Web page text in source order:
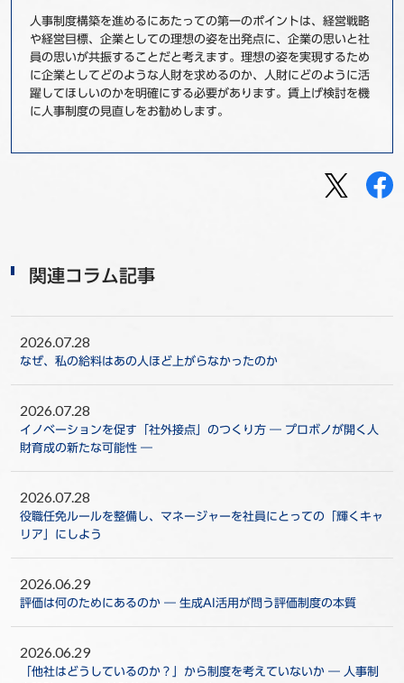
人事制度構築を進めるにあたっての第一のポイントは、経営戦略
や経営目標、企業としての理想の姿を出発点に、企業の思いと社
員の思いが共振することだと考えます。理想の姿を実現するため
に企業としてどのような人財を求めるのか、人財にどのように活
躍してほしいのかを明確にする必要があります。賃上げ検討を機
に人事制度の見直しをお勧めします。
関連コラム記事
2026.07.28
なぜ、私の給料はあの人ほど上がらなかったのか
2026.07.28
イノベーションを促す「社外接点」のつくり方 ― プロボノが開く人
財育成の新たな可能性 ―
2026.07.28
役職任免ルールを整備し、マネージャーを社員にとっての「輝くキャ
リア」にしよう
2026.06.29
評価は何のためにあるのか ― 生成AI活用が問う評価制度の本質
2026.06.29
「他社はどうしているのか？」から制度を考えていないか ― 人事制